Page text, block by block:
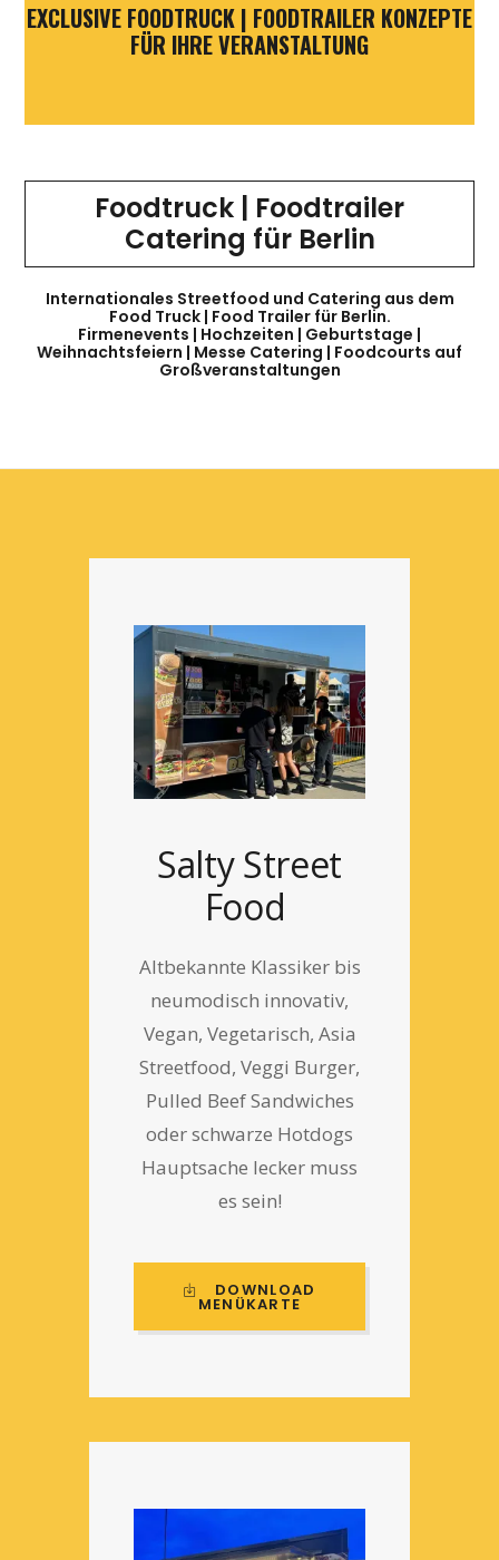
EXCLUSIVE FOODTRUCK | FOODTRAILER KONZEPTE
FÜR IHRE VERANSTALTUNG
Foodtruck | Foodtrailer
Catering für Berlin
Internationales Streetfood und Catering aus dem
Food Truck | Food Trailer für Berlin.
Firmenevents | Hochzeiten | Geburtstage |
Weihnachtsfeiern | Messe Catering | Foodcourts auf
Großveranstaltungen
Salty Street
Food
Altbekannte Klassiker bis
neumodisch innovativ,
Vegan, Vegetarisch, Asia
Streetfood, Veggi Burger,
Pulled Beef Sandwiches
oder schwarze Hotdogs
Hauptsache lecker muss
es sein!
DOWNLOAD
MENÜKARTE